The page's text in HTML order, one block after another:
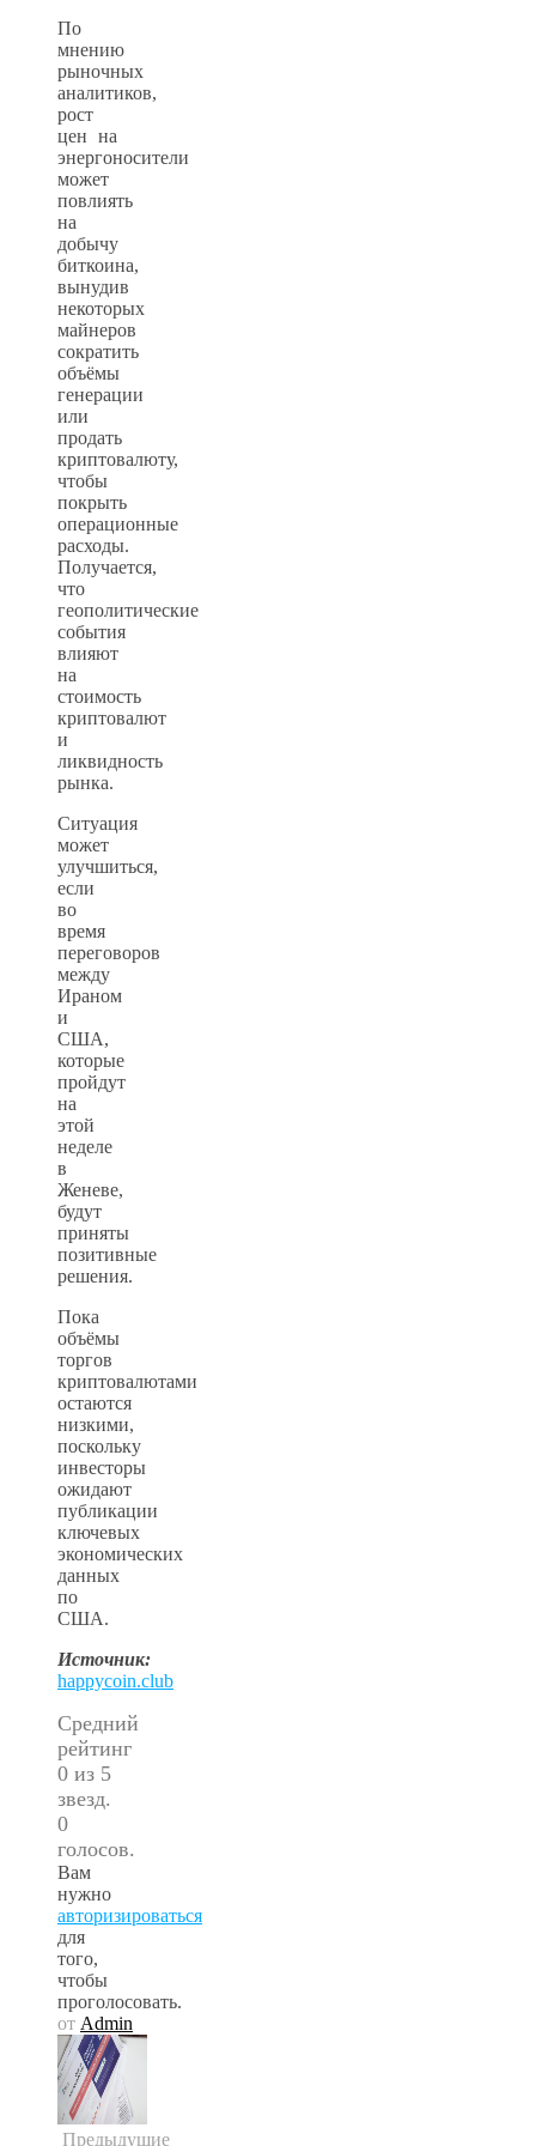
По
мнению
рыночных
аналитиков,
рост
цен на
энергоносители
может
повлиять
на
добычу
биткоина,
вынудив
некоторых
майнеров
сократить
объёмы
генерации
или
продать
криптовалюту,
чтобы
покрыть
операционные
расходы.
Получается,
что
геополитические
события
влияют
на
стоимость
криптовалют
и
ликвидность
рынка.
Ситуация
может
улучшиться,
если
во
время
переговоров
между
Ираном
и
США,
которые
пройдут
на
этой
неделе
в
Женеве,
будут
приняты
позитивные
решения.
Пока
объёмы
торгов
криптовалютами
остаются
низкими,
поскольку
инвесторы
ожидают
публикации
ключевых
экономических
данных
по
США.
Источник:
happycoin.club
Средний
рейтинг
0 из 5
звезд.
0
голосов.
Вам
нужно
авторизироваться
для
того,
чтобы
проголосовать.
от Admin
Предыдущие